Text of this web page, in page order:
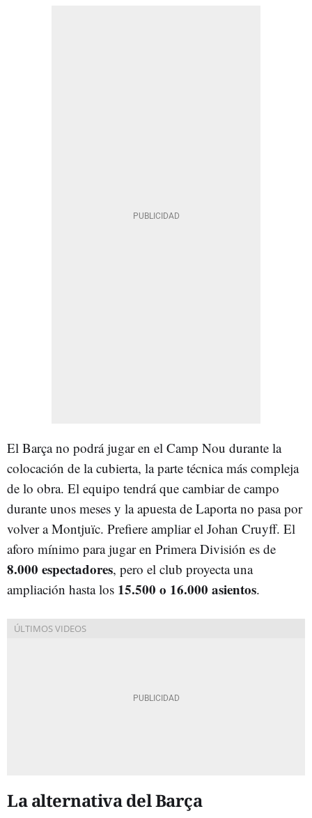
El Barça no podrá jugar en el Camp Nou durante la
colocación de la cubierta, la parte técnica más compleja
de lo obra. El equipo tendrá que cambiar de campo
durante unos meses y la apuesta de Laporta no pasa por
volver a Montjuïc. Prefiere ampliar el Johan Cruyff. El
aforo mínimo para jugar en Primera División es de
8.000 espectadores, pero el club proyecta una
ampliación hasta los 15.500 o 16.000 asientos.
La alternativa del Barça